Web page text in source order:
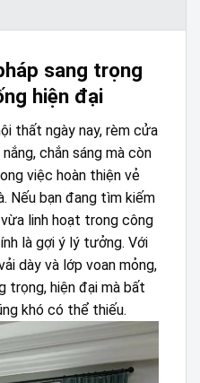
sang trọng
hiện đại
thất ngày nay, rèm cửa
chắn sáng mà còn
việc hoàn thiện vẻ
Nếu bạn đang tìm kiếm
linh hoạt trong công
là gợi ý lý tưởng. Với
dày và lớp voan mỏng,
trọng, hiện đại mà bất
khó có thể thiếu.